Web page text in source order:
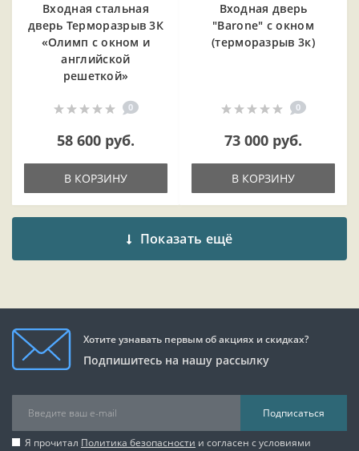
Входная cтальная
дверь Терморазрыв 3К
«Олимп с окном и
английской
решеткой»
0
58 600 руб.
В КОРЗИНУ
Входная дверь
"Barone" с окном
(терморазрыв 3к)
0
73 000 руб.
В КОРЗИНУ
Показать ещё
Хотите узнавать первым об акциях и скидках?
Подпишитесь на нашу рассылку
Подписаться
Я прочитал Политика безопасности и согласен с условиями